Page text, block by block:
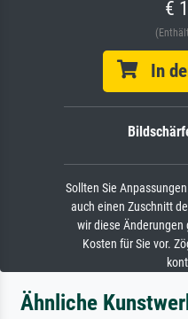
€
In
Sollten Sie
auch einen Zuschnitt
wir diese Änderungen
Kosten für Sie vor.
Ähnliche